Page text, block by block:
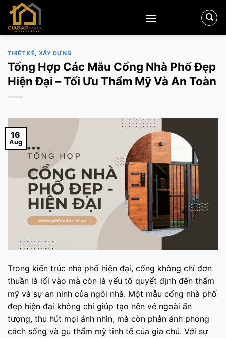
Skip
content
THIẾT KẾ, XÂY DỰNG
Tổng Hợp Các Mẫu Cổng Nhà Phố Đẹp
Hiện Đại – Tối Ưu Thẩm Mỹ Và An Toàn
16
Aug
Trong kiến trúc nhà phố hiện đại, cổng không chỉ đơn
thuần là lối vào mà còn là yếu tố quyết định đến thẩm
mỹ và sự an ninh của ngôi nhà. Một mẫu cổng nhà phố
đẹp hiện đại không chỉ giúp tạo nên vẻ ngoài ấn
tượng, thu hút mọi ánh nhìn, mà còn phản ánh phong
cách sống và gu thẩm mỹ tinh tế của gia chủ. Với sự